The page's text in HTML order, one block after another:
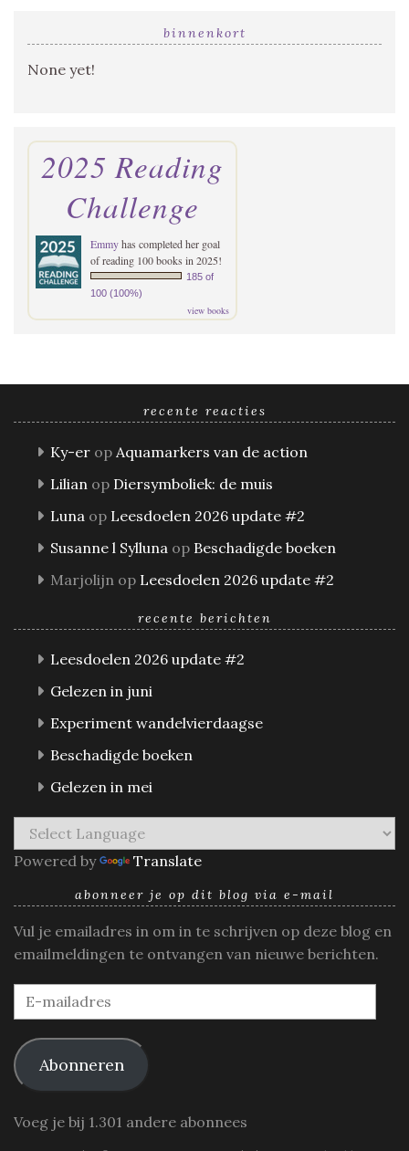
binnenkort
None yet!
2025 Reading
Challenge
Emmyhas completed her goal
of reading 100 books in 2025!
185 of
100 (100%)
view books
recente reacties
Ky-er op Aquamarkers van de action
Lilian op Diersymboliek: de muis
Luna op Leesdoelen 2026 update #2
Susanne l Sylluna op Beschadigde boeken
Marjolijn op Leesdoelen 2026 update #2
recente berichten
Leesdoelen 2026 update #2
Gelezen in juni
Experiment wandelvierdaagse
Beschadigde boeken
Gelezen in mei
Powered by Translate
abonneer je op dit blog via e-mail
Vul je emailadres in om in te schrijven op deze blog en
emailmeldingen te ontvangen van nieuwe berichten.
E-
mailadres
Abonneren
Voeg je bij 1.301 andere abonnees